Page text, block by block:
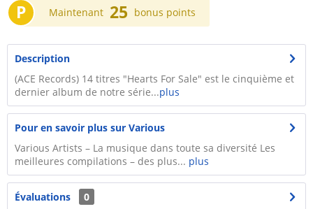
P Maintenant 25 bonus points
Description
(ACE Records) 14 titres "Hearts For Sale" est le cinquième et
dernier album de notre série...plus
Pour en savoir plus sur Various
Various Artists – La musique dans toute sa diversité Les
meilleures compilations – des plus... plus
Évaluations
0